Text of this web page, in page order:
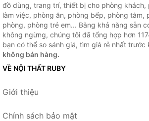
đồ dùng, trang trí, thiết bị cho phòng khách,
làm việc, phòng ăn, phòng bếp, phòng tắm,
phòng, phòng trẻ em... Bằng khả năng sẵn
không ngừng, chúng tôi đã tổng hợp hơn
bạn có thể so sánh giá, tìm giá rẻ nhất trước
không bán hàng.
VỀ NỘI THẤT RUBY
Giới thiệu
Chính sách bảo mật